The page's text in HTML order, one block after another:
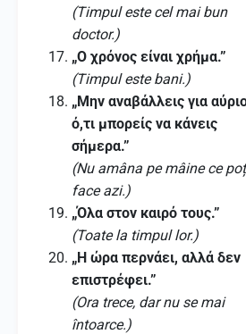
(Timpul este cel mai bun
doctor.)
„Ο χρόνος είναι χρήμα.”
(Timpul este bani.)
„Μην αναβάλλεις για
ό,τι μπορείς να κάνεις
σήμερα.”
(Nu amâna pe mâine ce
face azi.)
„Όλα στον καιρό τους.”
(Toate la timpul lor.)
„Η ώρα περνάει, αλλά δεν
επιστρέφει.”
(Ora trece, dar nu se mai
întoarce.)